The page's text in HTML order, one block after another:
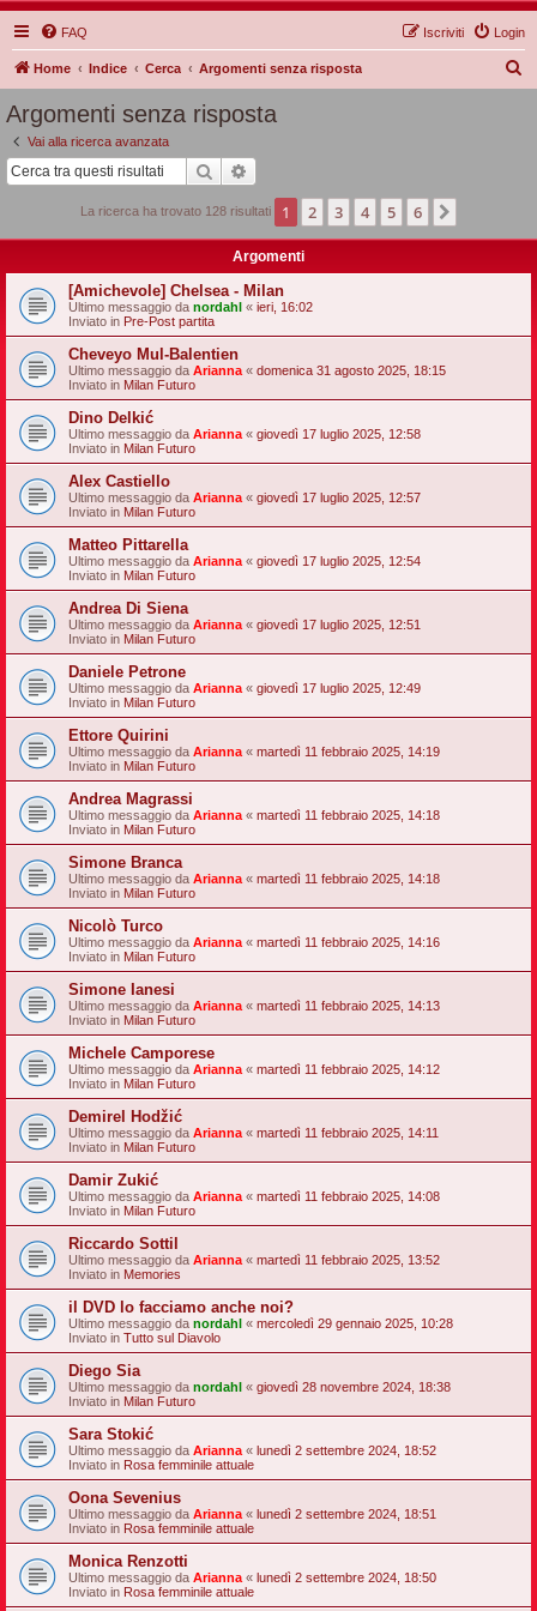
FAQ Login
Iscriviti
Home Indice Cerca Argomenti senza risposta
Argomenti senza risposta
Vai alla ricerca avanzata
Cerca
La ricerca ha trovato 128 risultati 1 2 3 4 5 6
Argomenti
[Amichevole] Chelsea - Milan
Ultimo messaggio da nordahl « ieri, 16:02
Inviato in Pre-Post partita
Cheveyo Mul-Balentien
Ultimo messaggio da Arianna « domenica 31 agosto 2025, 18:15
Inviato in Milan Futuro
Dino Delkić
Ultimo messaggio da Arianna « giovedì 17 luglio 2025, 12:58
Inviato in Milan Futuro
Alex Castiello
Ultimo messaggio da Arianna « giovedì 17 luglio 2025, 12:57
Inviato in Milan Futuro
Matteo Pittarella
Ultimo messaggio da Arianna « giovedì 17 luglio 2025, 12:54
Inviato in Milan Futuro
Andrea Di Siena
Ultimo messaggio da Arianna « giovedì 17 luglio 2025, 12:51
Inviato in Milan Futuro
Daniele Petrone
Ultimo messaggio da Arianna « giovedì 17 luglio 2025, 12:49
Inviato in Milan Futuro
Ettore Quirini
Ultimo messaggio da Arianna « martedì 11 febbraio 2025, 14:19
Inviato in Milan Futuro
Andrea Magrassi
Ultimo messaggio da Arianna « martedì 11 febbraio 2025, 14:18
Inviato in Milan Futuro
Simone Branca
Ultimo messaggio da Arianna « martedì 11 febbraio 2025, 14:18
Inviato in Milan Futuro
Nicolò Turco
Ultimo messaggio da Arianna « martedì 11 febbraio 2025, 14:16
Inviato in Milan Futuro
Simone Ianesi
Ultimo messaggio da Arianna « martedì 11 febbraio 2025, 14:13
Inviato in Milan Futuro
Michele Camporese
Ultimo messaggio da Arianna « martedì 11 febbraio 2025, 14:12
Inviato in Milan Futuro
Demirel Hodžić
Ultimo messaggio da Arianna « martedì 11 febbraio 2025, 14:11
Inviato in Milan Futuro
Damir Zukić
Ultimo messaggio da Arianna « martedì 11 febbraio 2025, 14:08
Inviato in Milan Futuro
Riccardo Sottil
Ultimo messaggio da Arianna « martedì 11 febbraio 2025, 13:52
Inviato in Memories
il DVD lo facciamo anche noi?
Ultimo messaggio da nordahl « mercoledì 29 gennaio 2025, 10:28
Inviato in Tutto sul Diavolo
Diego Sia
Ultimo messaggio da nordahl « giovedì 28 novembre 2024, 18:38
Inviato in Milan Futuro
Sara Stokić
Ultimo messaggio da Arianna « lunedì 2 settembre 2024, 18:52
Inviato in Rosa femminile attuale
Oona Sevenius
Ultimo messaggio da Arianna « lunedì 2 settembre 2024, 18:51
Inviato in Rosa femminile attuale
Monica Renzotti
Ultimo messaggio da Arianna « lunedì 2 settembre 2024, 18:50
Inviato in Rosa femminile attuale